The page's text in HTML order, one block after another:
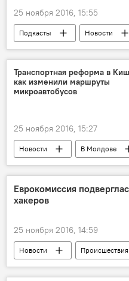
протест
25 ноября 2016, 15:55
Подкасты Новости
Республика Молдова
школы
продукты
детсады
Транспортная реформа в
как изменили маршруты
микроавтобусов
25 ноября 2016, 15:27
Новости В Молдове
Кишинев
Республика
Еврокомиссия
хакеров
25 ноября 2016, 14:59
Новости Происшествия
Еврокомиссия